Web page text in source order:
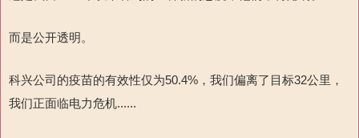
而是公开透明。
科兴公司的疫苗的有效性仅为50.4% ，我们偏离了 目标32公里，
我们正面临电力危机......